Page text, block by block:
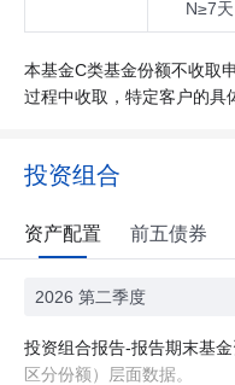
N≥7天
本基金C类基金份额不收取
过程中收取，特定客户的具
投资组合
资产配置 前五债券
2026 第二季度
投资组合报告-报告期末基
区分份额）层面数据。